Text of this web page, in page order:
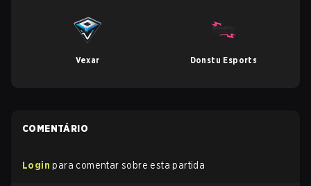
Vexar Donstu Esports
COMENTÁRIO
Login para comentar sobre esta partida